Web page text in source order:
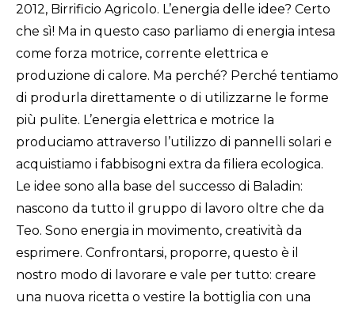
2012, Birrificio Agricolo. L’energia delle idee? Certo
che sì! Ma in questo caso parliamo di energia intesa
come forza motrice, corrente elettrica e
produzione di calore. Ma perché? Perché tentiamo
di produrla direttamente o di utilizzarne le forme
più pulite. L’energia elettrica e motrice la
produciamo attraverso l’utilizzo di pannelli solari e
acquistiamo i fabbisogni extra da filiera ecologica.
Le idee sono alla base del successo di Baladin:
nascono da tutto il gruppo di lavoro oltre che da
Teo. Sono energia in movimento, creatività da
esprimere. Confrontarsi, proporre, questo è il
nostro modo di lavorare e vale per tutto: creare
una nuova ricetta o vestire la bottiglia con una